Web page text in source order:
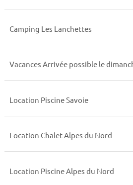
Camping Les Lanchettes
Vacances Arrivée possible le
Location Piscine Savoie
Location Chalet Alpes du Nord
Location Piscine Alpes du Nord